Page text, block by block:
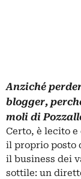
Anziché
blogger,
moli di
Certo, è lecito
il proprio posto
il business dei
sottile: un